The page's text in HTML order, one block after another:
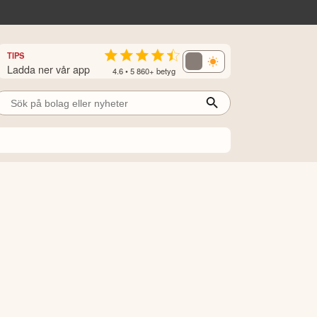
TIPS
Ladda ner vår app 4.6 • 5 860+ betyg